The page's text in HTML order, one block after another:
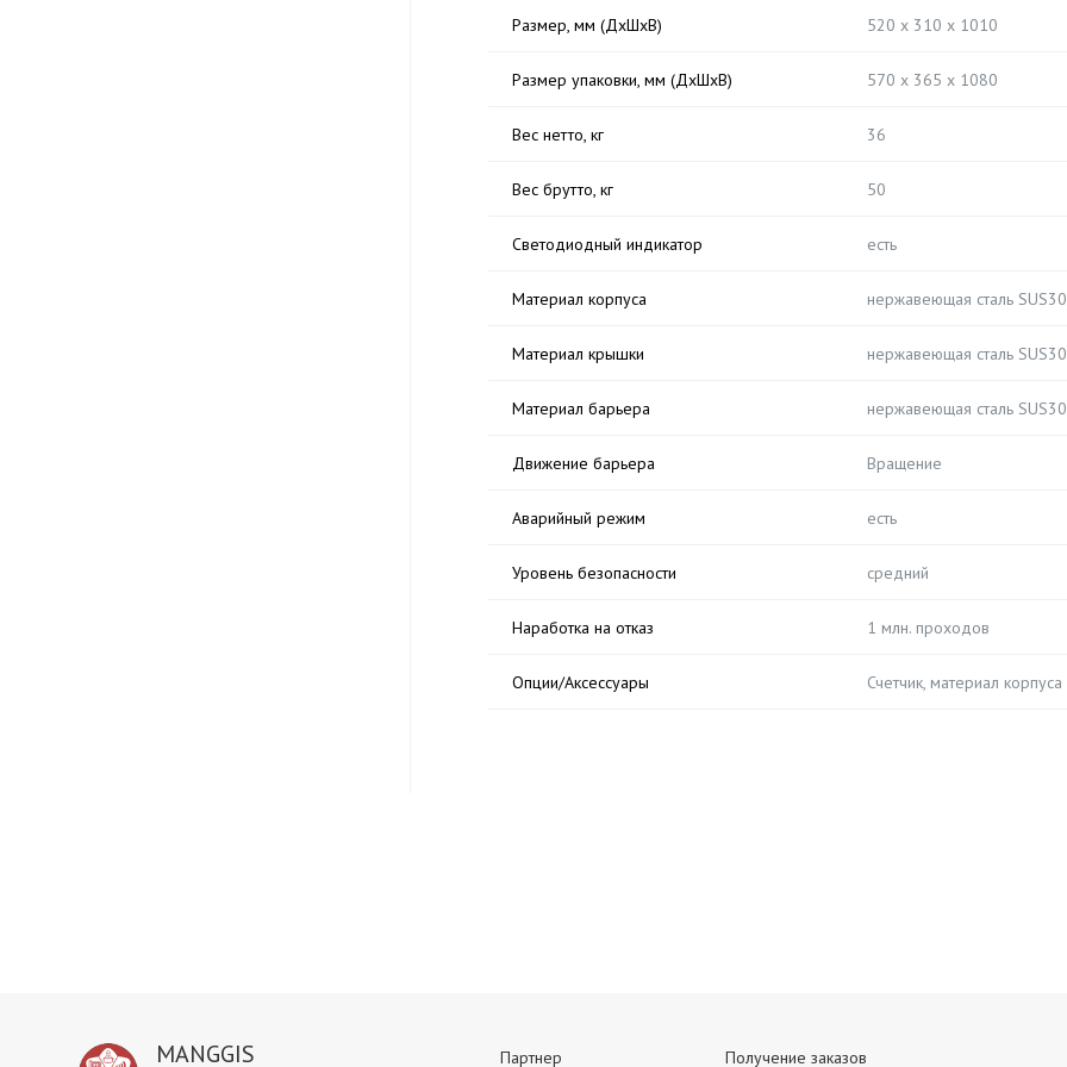
Размер, мм (ДхШхВ) 520 х 310 х 1010
Размер упаковки, мм (ДхШхВ) 570 х 365 х 1080
Вес нетто, кг 36
Вес брутто, кг 50
Светодиодный индикатор есть
Материал корпуса нержавеющая сталь
Материал крышки нержавеющая сталь
Материал барьера нержавеющая сталь
Движение барьера Вращение
Аварийный режим есть
Уровень безопасности средний
Наработка на отказ 1 млн. проходов
Опции/Аксессуары Счетчик, материал
MANGGIS Партнер Получение заказов